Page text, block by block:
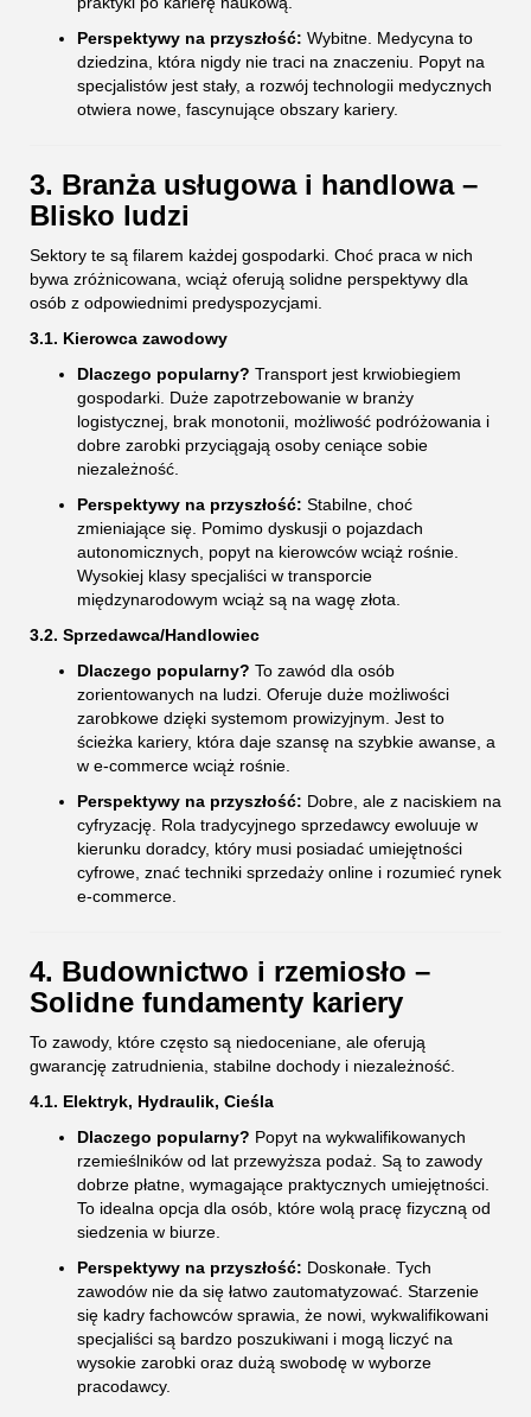
Perspektywy na przyszłość: Wybitne. Medycyna to
dziedzina, która nigdy nie traci na znaczeniu. Popyt na
specjalistów jest stały, a rozwój technologii medycznych
otwiera nowe, fascynujące obszary kariery.
3. Branża usługowa i handlowa –
Blisko ludzi
Sektory te są filarem każdej gospodarki. Choć praca w nich
bywa zróżnicowana, wciąż oferują solidne perspektywy dla
osób z odpowiednimi predyspozycjami.
3.1. Kierowca zawodowy
Dlaczego popularny? Transport jest krwiobiegiem
gospodarki. Duże zapotrzebowanie w branży
logistycznej, brak monotonii, możliwość podróżowania i
dobre zarobki przyciągają osoby ceniące sobie
niezależność.
Perspektywy na przyszłość: Stabilne, choć
zmieniające się. Pomimo dyskusji o pojazdach
autonomicznych, popyt na kierowców wciąż rośnie.
Wysokiej klasy specjaliści w transporcie
międzynarodowym wciąż są na wagę złota.
3.2. Sprzedawca/Handlowiec
Dlaczego popularny? To zawód dla osób
zorientowanych na ludzi. Oferuje duże możliwości
zarobkowe dzięki systemom prowizyjnym. Jest to
ścieżka kariery, która daje szansę na szybkie awanse, a
w e-commerce wciąż rośnie.
Perspektywy na przyszłość: Dobre, ale z naciskiem na
cyfryzację. Rola tradycyjnego sprzedawcy ewoluuje w
kierunku doradcy, który musi posiadać umiejętności
cyfrowe, znać techniki sprzedaży online i rozumieć rynek
e-commerce.
4. Budownictwo i rzemiosło –
Solidne fundamenty kariery
To zawody, które często są niedoceniane, ale oferują
gwarancję zatrudnienia, stabilne dochody i niezależność.
4.1. Elektryk, Hydraulik, Cieśla
Dlaczego popularny? Popyt na wykwalifikowanych
rzemieślników od lat przewyższa podaż. Są to zawody
dobrze płatne, wymagające praktycznych umiejętności.
To idealna opcja dla osób, które wolą pracę fizyczną od
siedzenia w biurze.
Perspektywy na przyszłość: Doskonałe. Tych
zawodów nie da się łatwo zautomatyzować. Starzenie
się kadry fachowców sprawia, że nowi, wykwalifikowani
specjaliści są bardzo poszukiwani i mogą liczyć na
wysokie zarobki oraz dużą swobodę w wyborze
pracodawcy.